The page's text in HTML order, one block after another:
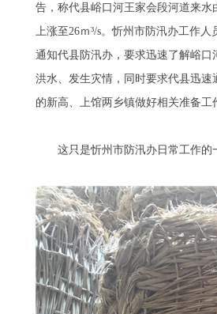
告，称代县峪口河王家会段河道来水
上涨至26ｍ³/s。忻州市防汛办工作人
通知代县防汛办，要求迅速了解峪口
洪水、发生灾情，同时要求代县迅速
的新高、上馆两乡镇做好相关准备工
这只是忻州市防汛办日常工作的